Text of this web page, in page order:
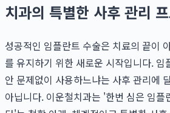
치과의 특별한 사후 관리
성공적인 임플란트 수술은 치료의 끝이
를 유지하기 위한 새로운 시작입니다. 임
안 문제없이 사용하느냐는 사후 관리에
아닙니다. 이운철치과는 '한번 심은 임플